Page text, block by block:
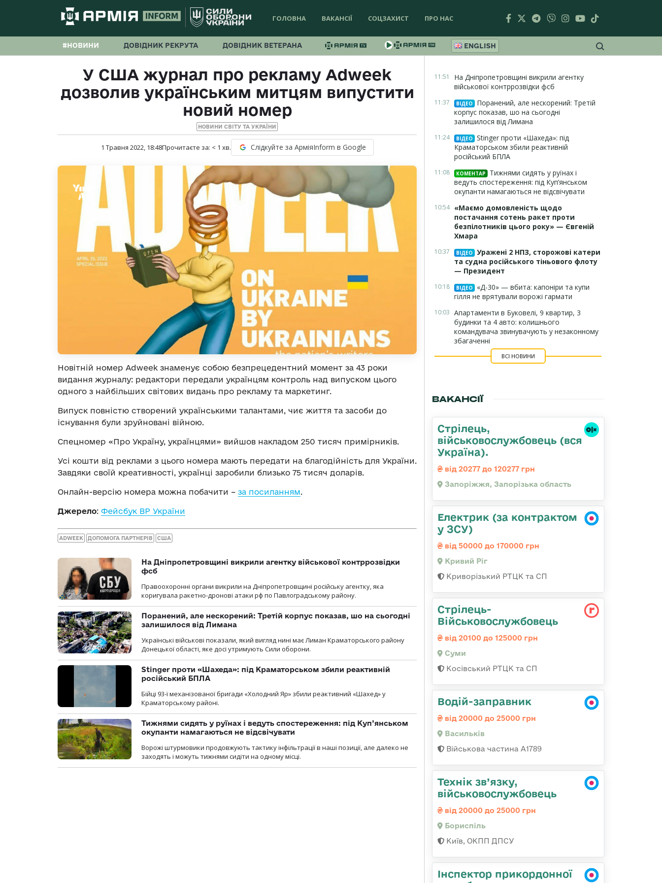
ГОЛОВНА ВАКАНСІЇ СОЦЗАХИСТ ПРО НАС
#НОВИНИ ДОВІДНИК РЕКРУТА ДОВІДНИК ВЕТЕРАНА ENGLISH
У США журнал про рекламу Аdweek
дозволив українським митцям випустити
новий номер
НОВИНИ СВІТУ ТА УКРАЇНИ
1 Травня 2022, 18:48Прочитаєте за: < 1 хв. Слідкуйте за АрміяInform в Google
Новітній номер Adweek знаменує собою безпрецедентний момент за 43 роки
видання журналу: редактори передали українцям контроль над випуском цього
одного з найбільших світових видань про рекламу та маркетинг.
Випуск повністю створений українськими талантами, чиє життя та засоби до
існування були зруйновані війною.
Спецномер «Про Україну, українцями» вийшов накладом 250 тисяч примірників.
Усі кошти від реклами з цього номера мають передати на благодійність для України.
Завдяки своїй креативності, українці заробили близько 75 тисяч доларів.
Онлайн-версію номера можна побачити – за посиланням.
Джерело: Фейсбук ВР України
ADWEEK ДОПОМОГА ПАРТНЕРІВ США
На Дніпропетровщині викрили агентку військової контррозвідки
фсб
Правоохоронні органи викрили на Дніпропетровщині російську агентку, яка
коригувала ракетно-дронові атаки рф по Павлоградському району.
Поранений, але нескорений: Третій корпус показав, шо на сьогодні
залишилося від Лимана
Українські військові показали, який вигляд нині має Лиман Краматорського району
Донецької області, яке досі утримують Сили оборони.
Stinger проти «Шахеда»: під Краматорськом збили реактивній
російський БПЛА
Бійці 93-ї механізованої бригади «Холодний Яр» збили реактивний «Шахед» у
Краматорському районі.
Тижнями сидять у руїнах і ведуть спостереження: під Куп’янськом
окупанти намагаються не відсвічувати
Ворожі штурмовики продовжують тактику інфільтрації в наші позиції, але далеко не
заходять і можуть тижнями сидіти на одному місці.
11:51
На Дніпропетровщині викрили агентку
військової контррозвідки фсб
11:37 ВІДЕО
Поранений, але нескорений: Третій
корпус показав, шо на сьогодні
залишилося від Лимана
11:24 ВІДЕО
Stinger проти «Шахеда»: під
Краматорськом збили реактивній
російський БПЛА
11:08 КОМЕНТАР
Тижнями сидять у руїнах і
ведуть спостереження: під Куп’янськом
окупанти намагаються не відсвічувати
10:54 «Маємо домовленість щодо
постачання сотень ракет проти
безпілотників цього року» — Євгеній
Хмара
10:37 ВІДЕО
Уражені 2 НПЗ, сторожові катери
та судна російського тіньового флоту
— Президент
10:18 ВІДЕО
«Д-30» — вбита: капоніри та купи
гілля не врятували ворожі гармати
10:03 Апартаменти в Буковелі, 9 квартир, 3
будинки та 4 авто: колишнього
командувача звинувачують у незаконному
збагаченні
ВСІ НОВИНИ
ВАКАНСІЇ
Стрілець,
військовослужбовець (вся
Україна).
від 20277 до 120277 грн
Запоріжжя, Запорізька область
Електрик (за контрактом
у ЗСУ)
від 50000 до 170000 грн
Кривий Ріг
Криворізький РТЦК та СП
Стрілець-
Військовослужбовець
від 20100 до 125000 грн
Суми
Косівський РТЦК та СП
Водій-заправник
від 20000 до 25000 грн
Васильків
Військова частина А1789
Технік зв’язку,
військовослужбовець
від 20000 до 25000 грн
Бориспіль
Київ, ОКПП ДПСУ
Інспектор прикордонної